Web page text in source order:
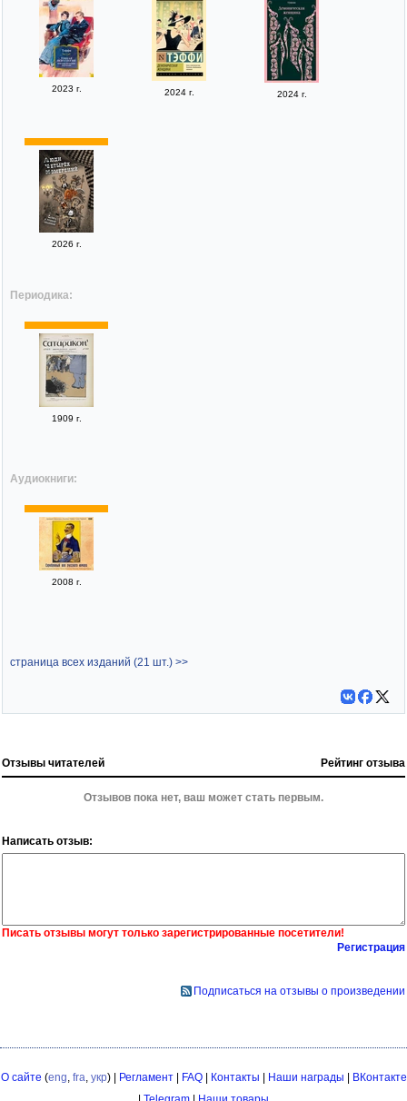
2023 г. 2024 г. 2024 г.
2026 г.
Периодика:
1909 г.
Аудиокниги:
2008 г.
страница всех изданий (21 шт.) >>
Отзывы читателей Рейтинг отзыва
Отзывов пока нет, ваш может стать первым.
Написать отзыв:
Писать отзывы могут только зарегистрированные посетители!
Регистрация
Подписаться на отзывы о произведении
О сайте (eng fra укр) | Регламент| FAQ| Контакты | Наши награды | ВКонтакте